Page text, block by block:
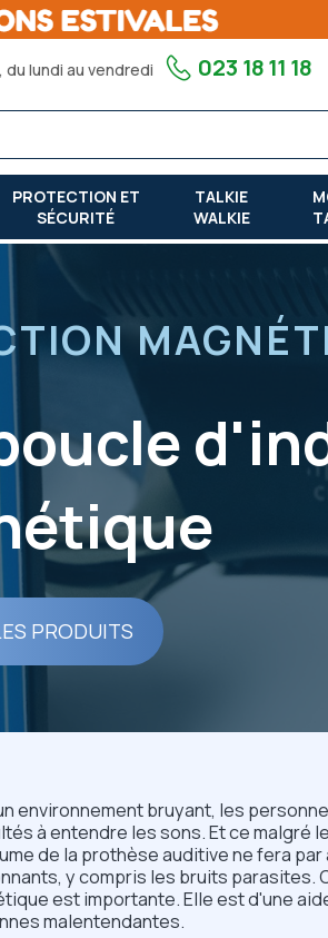
du lundi au vendredi 023 18 11 18
PROTECTION ET
SÉCURITÉ
TALKIE
WALKIE
PRODUITS
environnement bruyant, les
à entendre les sons. Et ce malgré
de la prothèse auditive ne fera
y compris les bruits parasites.
est importante. Elle est d'une
malentendantes.